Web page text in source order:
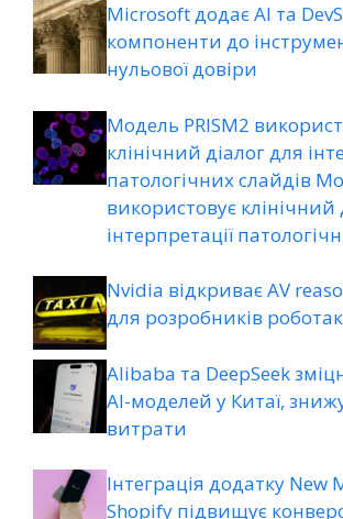
Microsoft додає AI та
компоненти до
нульової довіри
Модель PRISM2
клінічний діалог для
патологічних слайдів
використовує клінічний
інтерпретації
Nvidia відкриває AV
для розробників
Alibaba та DeepSeek
AI-моделей у Китаї,
витрати
Інтеграція додатку New
Shopify підвищує